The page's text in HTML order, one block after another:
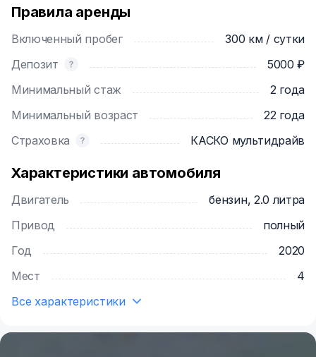
Правила аренды
Включенный пробег
300 км / сутки
Депозит
5000 ₽
Минимальный стаж
2 года
Минимальный возраст
22 года
Страховка
КАСКО мультидрайв
Характеристики автомобиля
Двигатель
бензин, 2.0 литра
Привод
полный
Год
2020
Мест
4
Все характеристики